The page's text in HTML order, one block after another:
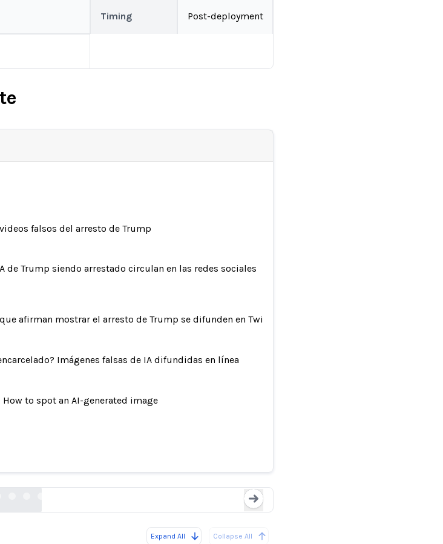
Timing Post-deployment
falsos del arresto de Trump
de Trump siendo arrestado circulan en las redes sociales
afirman mostrar el arresto de Trump se difunden en Twitter
Imágenes falsas de IA difundidas en línea
to spot an AI-generated image
videos falsos del arresto de Trump
Expand All Collapse All